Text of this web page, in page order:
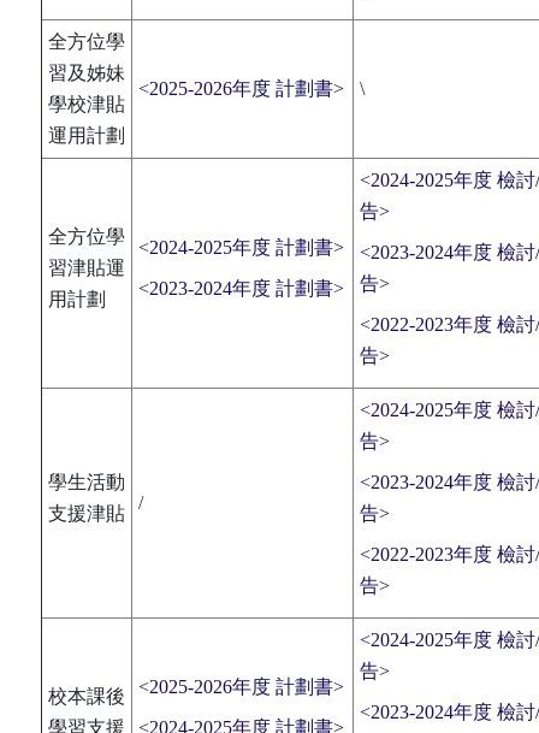
全方位學
習及姊妹
學校津貼
運用計劃
<2025-2026年度 計劃書> \
全方位學
習津貼運
用計劃
<2024-2025年度 計劃書>
<2023-2024年度 計劃書>
<2024-2025年度 檢
告>
<2023-2024年度 檢
告>
<2022-2023年度 檢
告>
學生活動
支援津貼
/
<2024-2025年度 檢
告>
<2023-2024年度 檢
告>
<2022-2023年度 檢
告>
校本課後
學習支援
<2025-2026年度 計劃書>
<2024-2025年度 計劃書>
<2024-2025年度 檢
告>
<2023-2024年度 檢